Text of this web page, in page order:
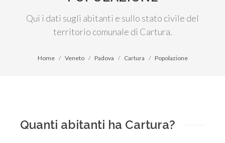
Qui i dati sugli abitanti e sullo stato civile del
territorio comunale di Cartura.
Home Veneto Padova Cartura Popolazione
Quanti abitanti ha Cartura?